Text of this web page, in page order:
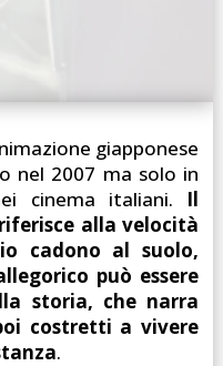
giapponese
nel 2007 ma solo in
cinema italiani. Il
alla velocità
cadono al suolo,
può essere
storia, che narra
costretti a vivere
.